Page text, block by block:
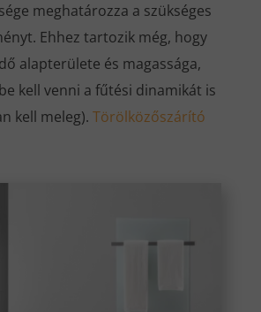
meghatározza a szükséges
Ehhez tartozik még, hogy
alapterülete és magassága,
kell venni a fűtési dinamikát is
kell meleg). Törölközőszárító